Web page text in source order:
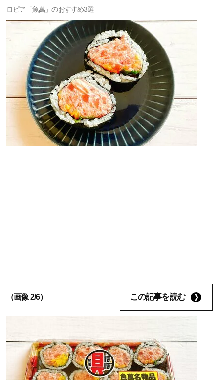
ロピア「魚萬」のおすすめ3選
（画像 2/6） この記事を読む